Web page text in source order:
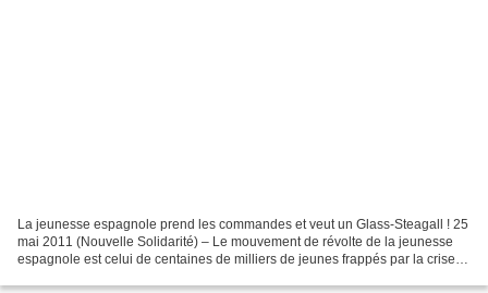
La jeunesse espagnole prend les commandes et veut un Glass-Steagall ! 25
mai 2011 (Nouvelle Solidarité) – Le mouvement de révolte de la jeunesse
espagnole est celui de centaines de milliers de jeunes frappés par la crise.